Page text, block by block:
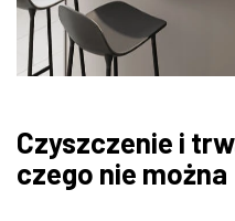
Czyszczenie i
czego nie można